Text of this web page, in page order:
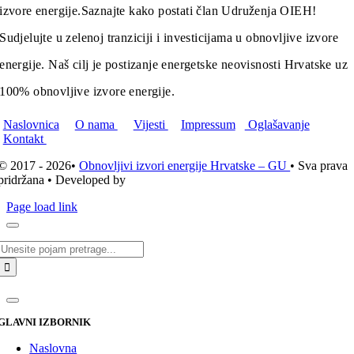
izvore energije.Saznajte kako postati član Udruženja OIEH!
Sudjelujte u zelenoj tranziciji i investicijama u obnovljive izvore
energije. Naš cilj je postizanje energetske neovisnosti Hrvatske uz
100% obnovljive izvore energije.
Naslovnica O nama Vijesti Impressum
Oglašavanje
Kontakt
2017 - 2026•Obnovljivi izvori energije Hrvatske – GU • Sva prava
• Developed by
Page load link
IZBORNIK
Naslovna